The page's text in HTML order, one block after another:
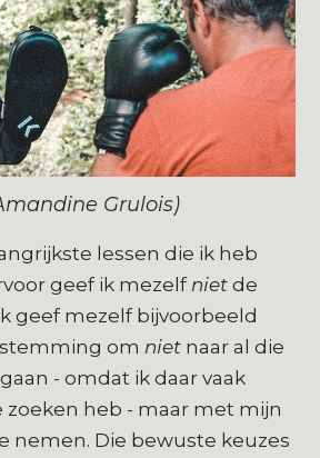
Grulois)
lessen die ik heb
geef ik mezelf niet de
geef mezelf bijvoorbeeld
om niet naar al die
- omdat ik daar vaak
heb - maar met mijn
nemen. Die bewuste keuzes